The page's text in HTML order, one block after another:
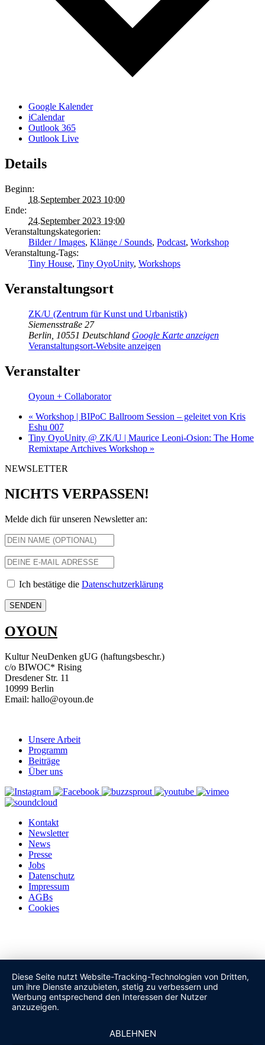
Google Kalender
iCalendar
Outlook 365
Outlook Live
Details
Beginn:
18.September 2023 10:00
Ende:
24.September 2023 19:00
Veranstaltungskategorien:
Bilder / Images, Klänge / Sounds, Podcast, Workshop
Veranstaltung-Tags:
Tiny House, Tiny OyoUnity, Workshops
Veranstaltungsort
ZK/U (Zentrum für Kunst und Urbanistik)
Siemensstraße 27
Berlin 10551 Deutschland Google Karte anzeigen
Veranstaltungsort-Website anzeigen
Veranstalter
Oyoun + Collaborator
« Workshop | BIPoC Ballroom Session – geleitet von Kris
Eshu 007
Tiny OyoUnity @ ZK/U | Maurice Leoni-Osion: The Home
Remixtape Artchives Workshop »
NEWSLETTER
NICHTS VERPASSEN!
Melde dich für unseren Newsletter an:
Ich bestätige die Datenschutzerklärung
OYOUN
Kultur NeuDenken gUG (haftungsbeschr.)
c/o BIWOC* Rising
Dresdener Str. 11
10999 Berlin
Email: hallo@oyoun.de
Unsere Arbeit
Programm
Beiträge
Über uns
Kontakt
Newsletter
News
Presse
Jobs
Datenschutz
Impressum
AGBs
Cookies
Diese Seite nutzt Website-Tracking-Technologien von Dritten,
um ihre Dienste anzubieten, stetig zu verbessern und
Werbung entsprechend den Interessen der Nutzer
anzuzeigen.
ABLEHNEN